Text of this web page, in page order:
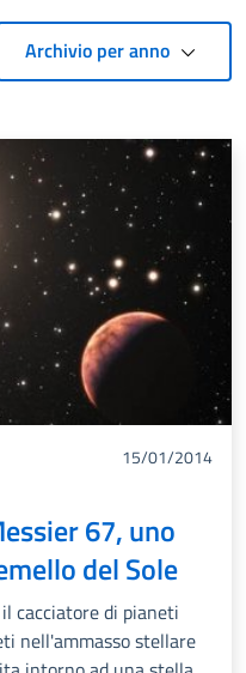
Archivio per anno
15/01/2014
67, uno
del Sole
cacciatore di pianeti
nell'ammasso stellare